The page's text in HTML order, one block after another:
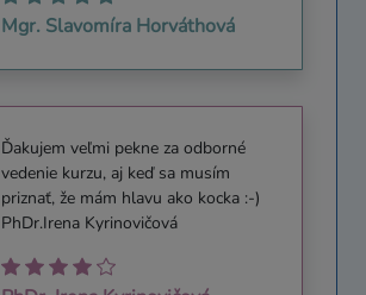
Mgr. Slavomíra Horváthová
Ďakujem veľmi pekne za odborné
vedenie kurzu, aj keď sa musím
priznať, že mám hlavu ako kocka :-)
PhDr.Irena Kyrinovičová